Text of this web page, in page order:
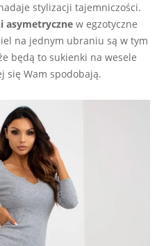
stylizacji tajemniczości.
asymetryczne w egzotyczne
na jednym ubraniu są w tym
będą to sukienki na wesele
się Wam spodobają.